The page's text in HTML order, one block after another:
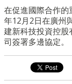
在促進國際合作
年12月2日在廣州
建新科技投資控
司簽署多邊協定。